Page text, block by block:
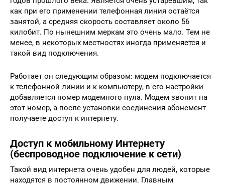
как при его применении телефонная линия остаётся
занятой, а средняя скорость составляет около 56
килобит. По нынешним меркам это очень мало. Тем не
менее, в некоторых местностях иногда применяется и
такой вид подключения.
Работает он следующим образом: модем подключается
к телефонной линии и к компьютеру, в его настройки
добавляется номер модемного пула. Модем звонит на
этот номер, а после установки соединения абонемент
получаете доступ к интернету.
Доступ к мобильному Интернету
(беспроводное подключение к сети)
Такой вид интернета очень удобен для людей, которые
находятся в постоянном движении. Главным